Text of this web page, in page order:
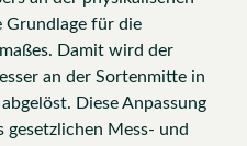
Grundlage für die
Damit wird der
an der Sortenmitte in
Diese Anpassung
Mess- und